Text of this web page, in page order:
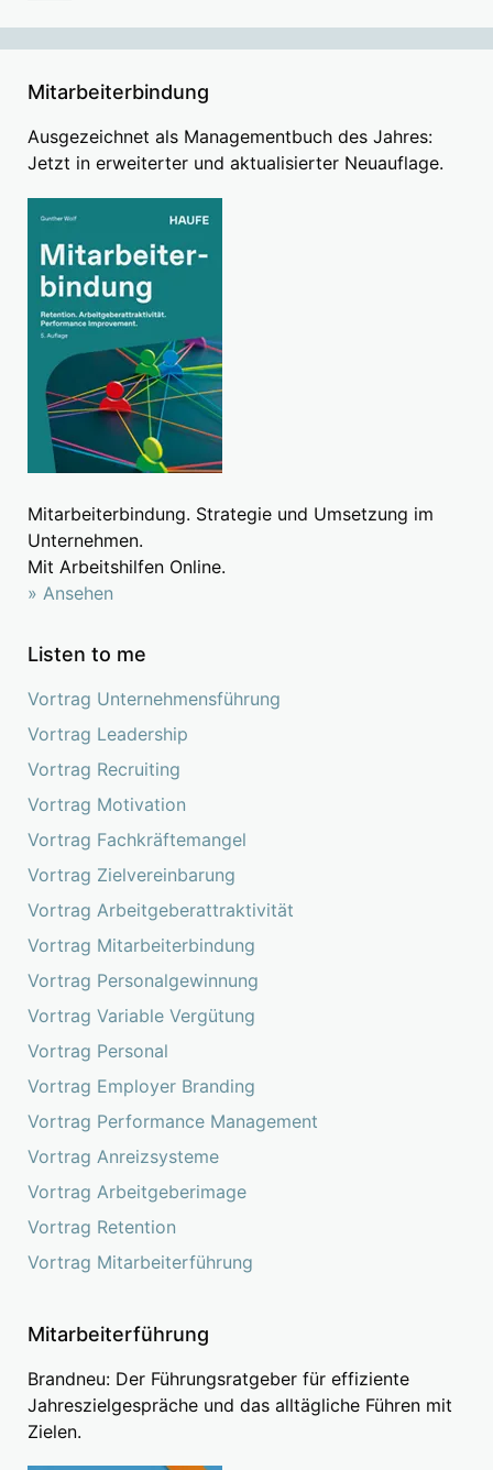
Mitarbeiterbindung
Ausgezeichnet als Managementbuch des Jahres:
Jetzt in erweiterter und aktualisierter Neuauflage.
Mitarbeiterbindung. Strategie und Umsetzung im
Unternehmen.
Mit Arbeitshilfen Online.
» Ansehen
Listen to me
Vortrag Unternehmensführung
Vortrag Leadership
Vortrag Recruiting
Vortrag Motivation
Vortrag Fachkräftemangel
Vortrag Zielvereinbarung
Vortrag Arbeitgeberattraktivität
Vortrag Mitarbeiterbindung
Vortrag Personalgewinnung
Vortrag Variable Vergütung
Vortrag Personal
Vortrag Employer Branding
Vortrag Performance Management
Vortrag Anreizsysteme
Vortrag Arbeitgeberimage
Vortrag Retention
Vortrag Mitarbeiterführung
Mitarbeiterführung
Brandneu: Der Führungsratgeber für effiziente
Jahreszielgespräche und das alltägliche Führen mit
Zielen.